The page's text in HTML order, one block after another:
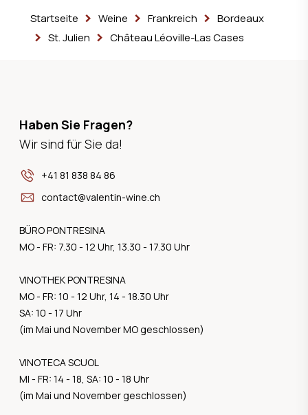
Startseite Weine Frankreich
Bordeaux
St. Julien
Château Léoville-Las Cases
Haben Sie Fragen?
Wir sind für Sie da!
+41 81 838 84 86
contact@valentin-wine.ch
BÜRO PONTRESINA
MO - FR: 7.30 - 12 Uhr, 13.30 - 17.30 Uhr
VINOTHEK PONTRESINA
MO - FR: 10 - 12 Uhr, 14 - 18.30 Uhr
SA: 10 - 17 Uhr
(im Mai und November MO geschlossen)
VINOTECA SCUOL
MI - FR: 14 - 18, SA: 10 - 18 Uhr
(im Mai und November geschlossen)